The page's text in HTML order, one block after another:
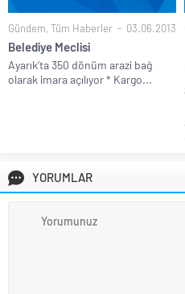
Gündem, Tüm Haberler 03.06.2013
Belediye Meclisi
Ayarık’ta 350 dönüm arazi bağ
olarak imara açılıyor * Kargo...
YORUMLAR